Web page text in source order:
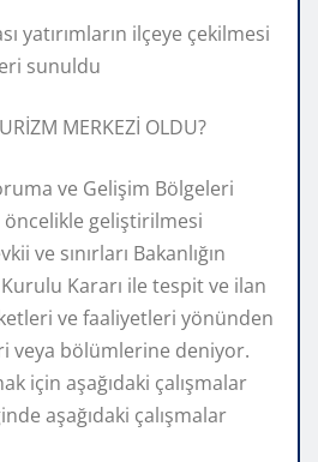
yatırımların ilçeye çekilmesi
sunuldu
MERKEZİ OLDU?
ve Gelişim Bölgeleri
öncelikle geliştirilmesi
ve sınırları Bakanlığın
Kararı ile tespit ve ilan
ve faaliyetleri yönünden
veya bölümlerine deniyor.
için aşağıdaki çalışmalar
aşağıdaki çalışmalar